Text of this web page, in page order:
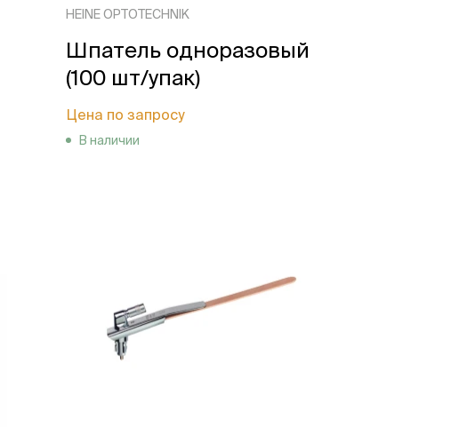
HEINE OPTOTECHNIK
Шпатель одноразовый
(100 шт/упак)
Цена по запросу
В наличии